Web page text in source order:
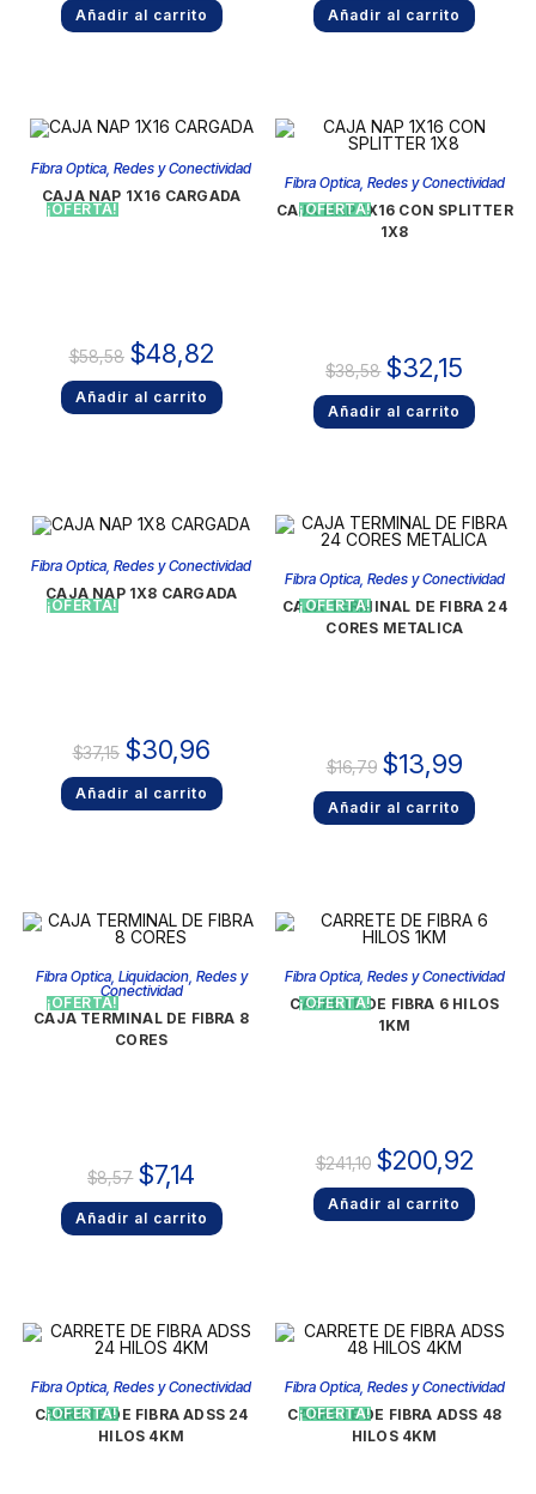
Añadir al carrito Añadir al carrito
¡OFERTA!
Fibra Optica,Redes y Conectividad
CAJA NAP 1X16 CARGADA
$58,58 $48,82
Añadir al carrito
¡OFERTA!
Fibra Optica, Redes y Conectividad
CAJA NAP 1X16 CON SPLITTER
1X8
$38,58 $32,15
Añadir al carrito
¡OFERTA!
Fibra Optica ,Redes y Conectividad
CAJA NAP 1X8 CARGADA
$37,15 $30,96
Añadir al carrito
¡OFERTA!
Fibra Optica, Redes y Conectividad
CAJA TERMINAL DE FIBRA 24
CORES METALICA
$16,79 $13,99
Añadir al carrito
¡OFERTA!
Fibra Optica, Liquidacion, Redes y
Conectividad
CAJA TERMINAL DE FIBRA 8
CORES
$8,57 $7,14
Añadir al carrito
¡OFERTA!
Fibra Optica, Redes y Conectividad
CARRETE DE FIBRA 6 HILOS
1KM
$241,10 $200,92
Añadir al carrito
¡OFERTA!
Fibra Optica ,Redes y Conectividad
CARRETE DE FIBRA ADSS 24
HILOS 4KM
¡OFERTA!
Fibra Optica, Redes y Conectividad
CARRETE DE FIBRA ADSS 48
HILOS 4KM